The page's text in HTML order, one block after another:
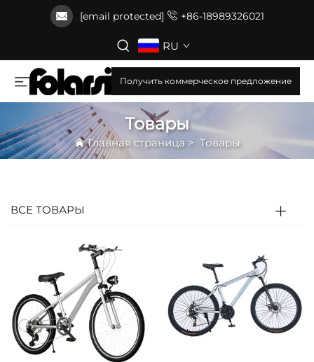
[email protected] +86-18989326021
RU
Получить коммерческое предложение
Товары
Главная страница> Товары
ВСЕ ТОВАРЫ